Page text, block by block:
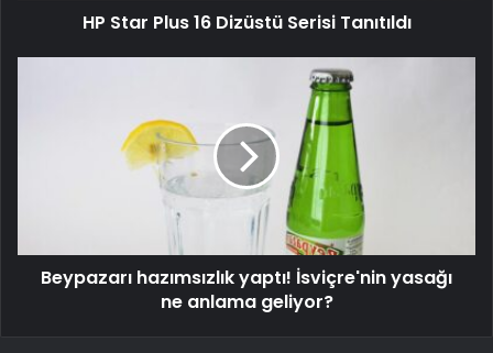
HP Star Plus 16 Dizüstü Serisi Tanıtıldı
Beypazarı hazımsızlık yaptı! İsviçre'nin yasağı
ne anlama geliyor?